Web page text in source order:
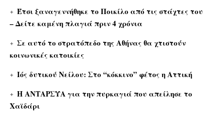
Έτσι ξαναγεννήθηκε το Ποικίλο από τις στάχτες του
– Δείτε καμένη πλαγιά πριν 4 χρόνια
Σε αυτό το στρατόπεδο της Αθήνας θα χτιστούν
κοινωνικές κατοικίες
Ιός δυτικού Νείλου: Στο “κόκκινο” φέτος η Αττική
Η ΑΝΤΑΡΣΥΑ για την πυρκαγιά που απείλησε το
Χαϊδάρι